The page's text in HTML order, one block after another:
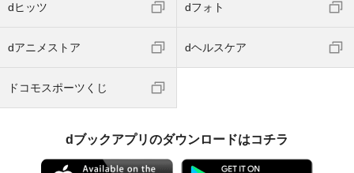
dヒッツ dフォト
dアニメストア dヘルスケア
ドコモスポーツくじ
dブックアプリのダウンロードはコチラ